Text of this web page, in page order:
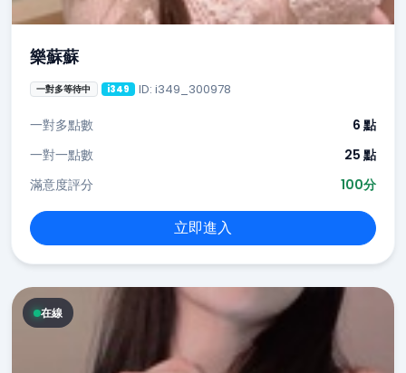
樂蘇蘇
一對多等待中 i349 ID: i349_300978
一對多點數
6 點
一對一點數
25 點
滿意度評分
100分
立即進入
在線